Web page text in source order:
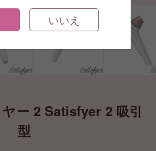
いいえ
ー 2 Satisfyer 2 吸引
型